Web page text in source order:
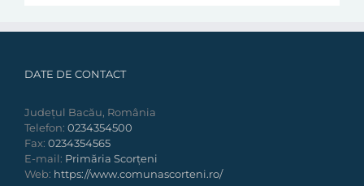
DATE DE CONTACT
Județul Bacău, România
Telefon: 0234354500
Fax: 0234354565
E-mail: Primăria Scorțeni
Web: https://www.comunascorteni.ro/